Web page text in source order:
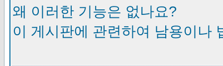
왜 이러한 기능은 없나요?
이 게시판에 관련하여 남용이나